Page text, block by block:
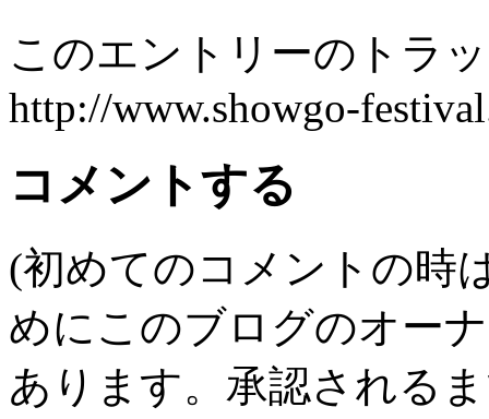
このエントリーのトラ
http://www.showgo-
コメントする
(初めてのコメントの時
めにこのブログのオー
あります。承認される